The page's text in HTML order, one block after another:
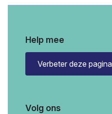
Help mee
Verbeter deze pagina
Volg ons